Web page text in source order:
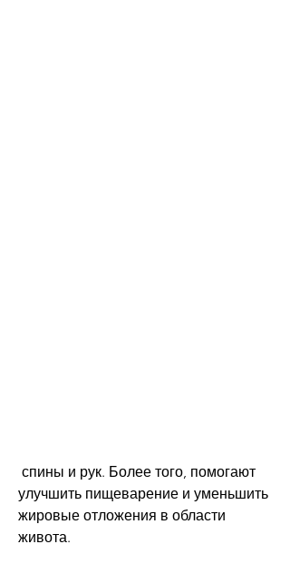
улучшить пищеварение и уменьшить
жировые отложения в области
живота.